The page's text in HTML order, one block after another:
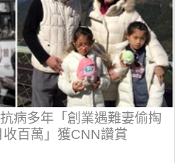
病多年「創業遇難妻偷掏
百萬」獲CNN讚賞